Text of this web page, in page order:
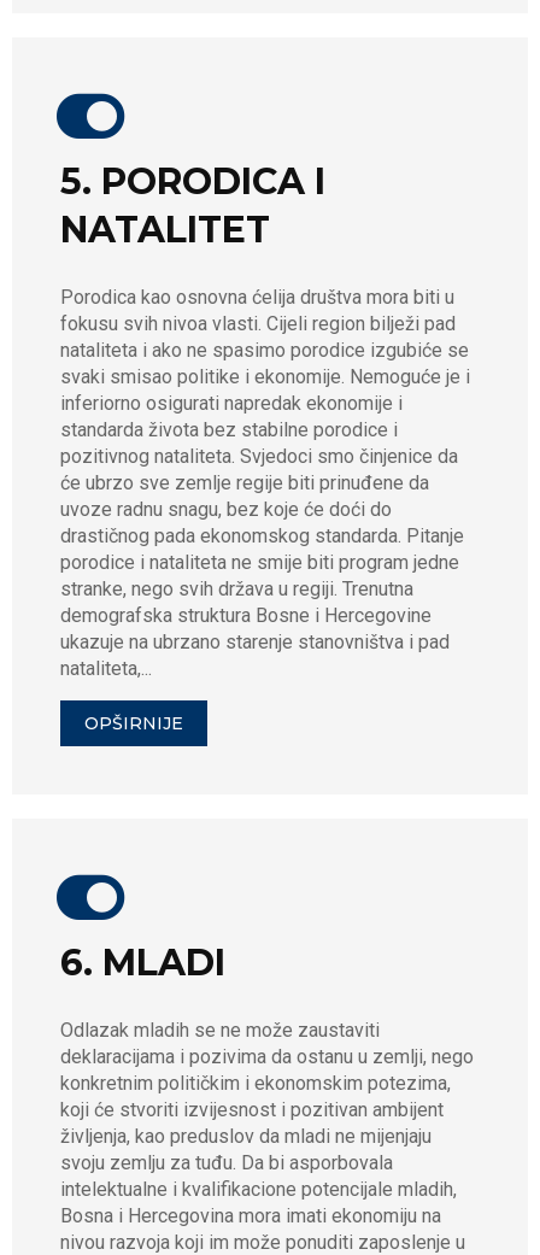
5. PORODICA I
NATALITET
Porodica kao osnovna ćelija društva mora biti u
fokusu svih nivoa vlasti. Cijeli region bilježi pad
nataliteta i ako ne spasimo porodice izgubiće se
svaki smisao politike i ekonomije. Nemoguće je i
inferiorno osigurati napredak ekonomije i
standarda života bez stabilne porodice i
pozitivnog nataliteta. Svjedoci smo činjenice da
će ubrzo sve zemlje regije biti prinuđene da
uvoze radnu snagu, bez koje će doći do
drastičnog pada ekonomskog standarda. Pitanje
porodice i nataliteta ne smije biti program jedne
stranke, nego svih država u regiji. Trenutna
demografska struktura Bosne i Hercegovine
ukazuje na ubrzano starenje stanovništva i pad
nataliteta,...
OPŠIRNIJE
6. MLADI
Odlazak mladih se ne može zaustaviti
deklaracijama i pozivima da ostanu u zemlji, nego
konkretnim političkim i ekonomskim potezima,
koji će stvoriti izvijesnost i pozitivan ambijent
življenja, kao preduslov da mladi ne mijenjaju
svoju zemlju za tuđu. Da bi asporbovala
intelektualne i kvalifikacione potencijale mladih,
Bosna i Hercegovina mora imati ekonomiju na
nivou razvoja koji im može ponuditi zaposlenje u